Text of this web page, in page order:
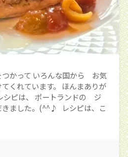
かって いろんな国から お気
くれています。 ほんまありが
シピは、 ポートランドの ジ
きました。(^^♪ レシピは、こ